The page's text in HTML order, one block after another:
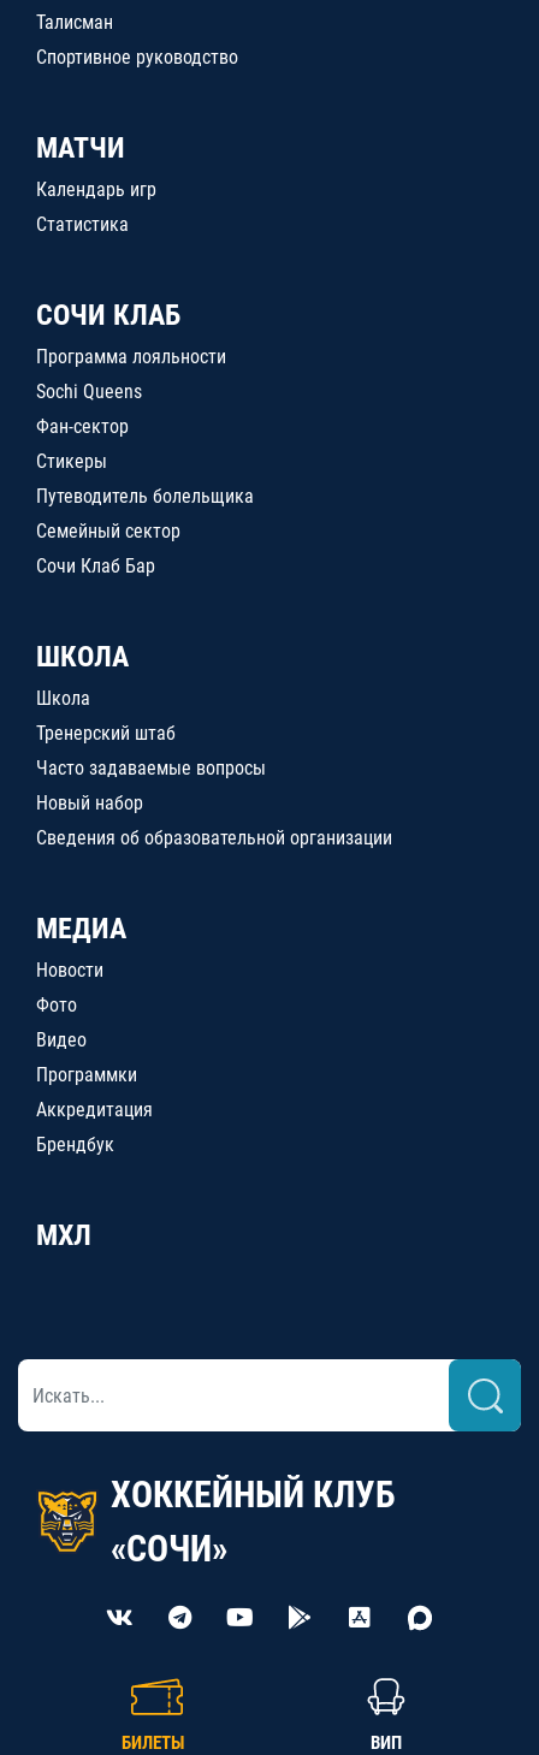
Талисман
Спортивное руководство
МАТЧИ
Календарь игр
Статистика
СОЧИ КЛАБ
Программа лояльности
Sochi Queens
Фан-сектор
Стикеры
Путеводитель болельщика
Семейный сектор
Сочи Клаб Бар
ШКОЛА
Школа
Тренерский штаб
Часто задаваемые вопросы
Новый набор
Сведения об образовательной организации
МЕДИА
Новости
Фото
Видео
Программки
Аккредитация
Брендбук
МХЛ
ХОККЕЙНЫЙ КЛУБ
«СОЧИ»
БИЛЕТЫ ВИП